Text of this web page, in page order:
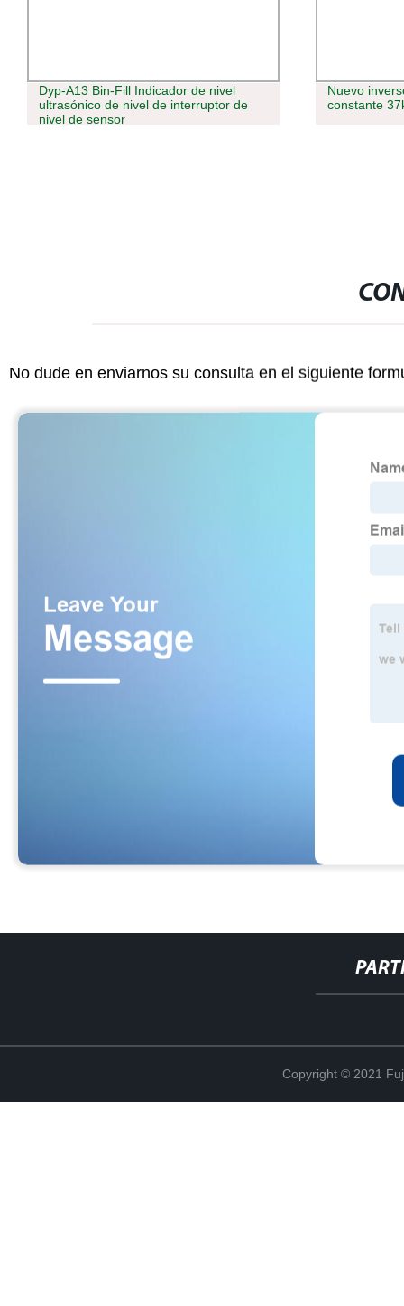
Dyp-A13 Bin-Fill Indicador de nivel
ultrasónico de nivel de interruptor de
nivel de sensor
Nuevo
constante
No dude en enviarnos su consulta en el siguiente
Copyright © 2021